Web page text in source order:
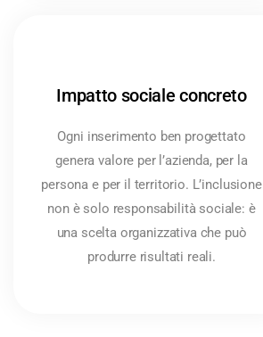
Impatto sociale concreto
Ogni inserimento ben progettato
genera valore per l’azienda, per la
persona e per il territorio. L’inclusione
non è solo responsabilità sociale: è
una scelta organizzativa che può
produrre risultati reali.